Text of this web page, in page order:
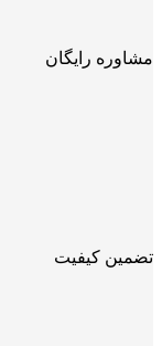
مشاوره رایگان
تضمین کیفیت